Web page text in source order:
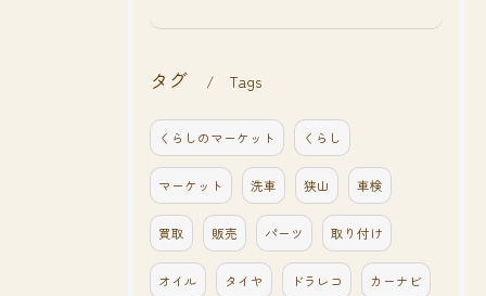
タグ Tags
くらしのマーケット くらし
マーケット 洗車 狭山 車検
買取 販売 パーツ 取り付け
オイル タイヤ ドラレコ カーナビ